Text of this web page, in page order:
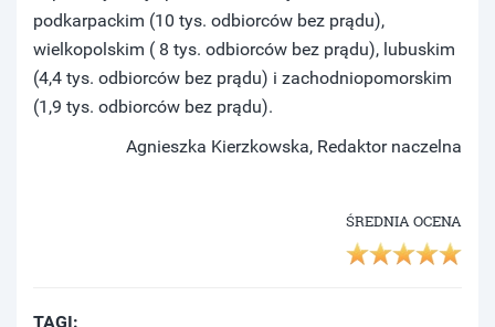
podkarpackim (10 tys. odbiorców bez prądu),
wielkopolskim ( 8 tys. odbiorców bez prądu), lubuskim
(4,4 tys. odbiorców bez prądu) i zachodniopomorskim
(1,9 tys. odbiorców bez prądu).
Agnieszka Kierzkowska, Redaktor naczelna
ŚREDNIA OCENA
TAGI: